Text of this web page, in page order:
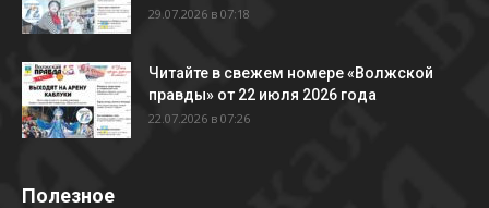
29.07.2026 в 07:18
Читайте в свежем номере «Волжской
правды» от 22 июля 2026 года
22.07.2026 в 07:26
Полезное